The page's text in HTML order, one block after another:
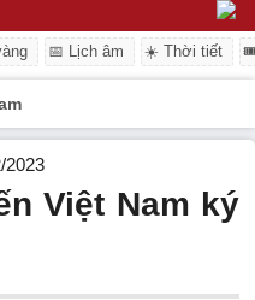
📅 Lịch âm ☀️ Thời tiết
2023
Việt Nam ký